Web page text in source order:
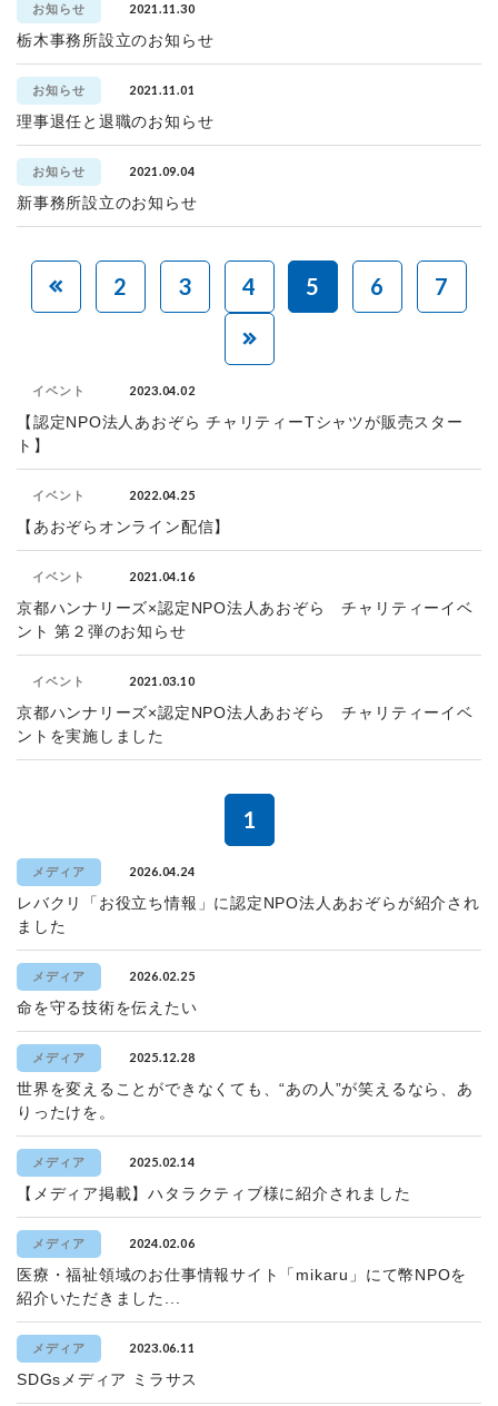
お知らせ 2021.11.30
栃木事務所設立のお知らせ
お知らせ 2021.11.01
理事退任と退職のお知らせ
お知らせ 2021.09.04
新事務所設立のお知らせ
2 3 4 5 6 7
イベント 2023.04.02
【認定NPO法人あおぞら チャリティーTシャツが販売スター
ト】
イベント 2022.04.25
【あおぞらオンライン配信】
イベント 2021.04.16
京都ハンナリーズ×認定NPO法人あおぞら チャリティーイベ
ント 第２弾のお知らせ
イベント 2021.03.10
京都ハンナリーズ×認定NPO法人あおぞら チャリティーイベ
ントを実施しました
1
メディア 2026.04.24
レバクリ「お役立ち情報」に認定NPO法人あおぞらが紹介され
ました
メディア 2026.02.25
命を守る技術を伝えたい
メディア 2025.12.28
世界を変えることができなくても、“あの人”が笑えるなら、あ
りったけを。
メディア 2025.02.14
【メディア掲載】ハタラクティブ様に紹介されました
メディア 2024.02.06
医療・福祉領域のお仕事情報サイト「mikaru」にて幣NPOを
紹介いただきました...
メディア 2023.06.11
SDGsメディア ミラサス